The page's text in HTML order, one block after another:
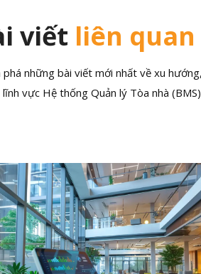
viết liên quan
phá những bài viết mới nhất về xu
vực Hệ thống Quản lý Tòa nhà